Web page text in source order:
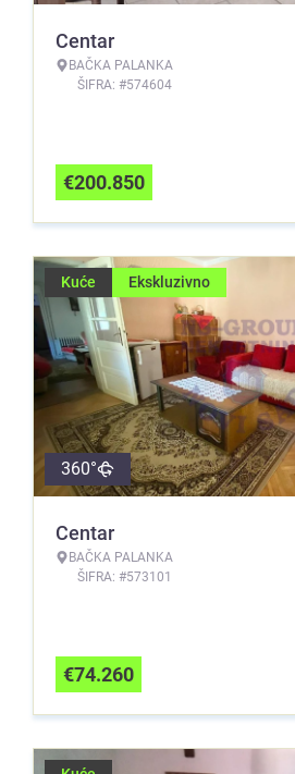
Centar
BAČKA PALANKA
ŠIFRA: #574604
€200.850
Kuće Ekskluzivno
360°
Centar
BAČKA PALANKA
ŠIFRA: #573101
€74.260